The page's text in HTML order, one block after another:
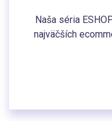
Naša séria
najväčších
bolo to